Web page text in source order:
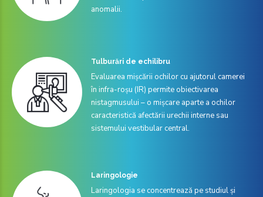
anomalii.
Tulburări de echilibru
Evaluarea mișcării ochilor cu ajutorul camerei
în infra-roșu (IR) permite obiectivarea
nistagmusului – o mișcare aparte a ochilor
caracteristică afectării urechii interne sau
sistemului vestibular central.
Laringologie
Laringologia se concentrează pe studiul și